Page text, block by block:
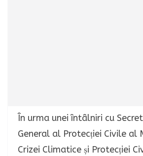
În urma unei întâlniri cu
General al Protecției Civile al
Crizei Climatice și Protecției